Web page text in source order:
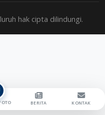
hak cipta dilindungi.
BERITA KONTAK